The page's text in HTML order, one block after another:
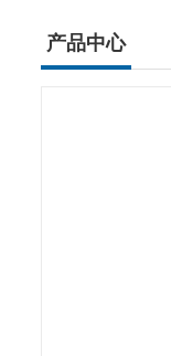
产品中心